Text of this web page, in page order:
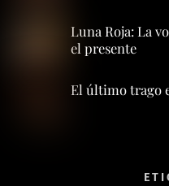
Luna Roja: La
el presente
El último trago